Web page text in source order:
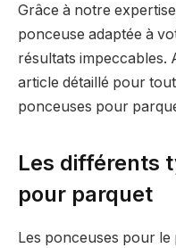
Grâce à notre
ponceuse adaptée à
résultats impeccables.
article détaillé pour
ponceuses pour
Les différents
pour parquet
Les ponceuses pour